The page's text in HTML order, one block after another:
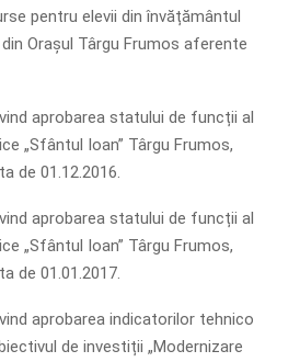
pentru elevii din învățământul
Orașul Târgu Frumos aferente
aprobarea statului de funcții al
„Sfântul Ioan” Târgu Frumos,
de 01.12.2016.
aprobarea statului de funcții al
„Sfântul Ioan” Târgu Frumos,
de 01.01.2017.
aprobarea indicatorilor tehnico
de investiții „Modernizare